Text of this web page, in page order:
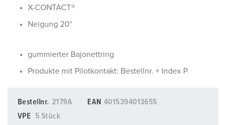
X-CONTACT®
Neigung 20°
gummierter Bajonettring
Produkte mit Pilotkontakt: Bestellnr. + Index P
Bestellnr. 2179A EAN 4015394013655
VPE
5 Stück